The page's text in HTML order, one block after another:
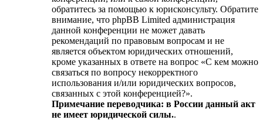
обратитесь за помощью к юрисконсульту. Обратите
внимание, что phpBB Limited администрация
данной конференции не может давать
рекомендаций по правовым вопросам и не
является объектом юридических отношений,
кроме указанных в ответе на вопрос «С кем можно
связаться по вопросу некорректного
использования и/или юридических вопросов,
связанных с этой конференцией?».
Примечание переводчика: в России данный акт
не имеет юридической силы..